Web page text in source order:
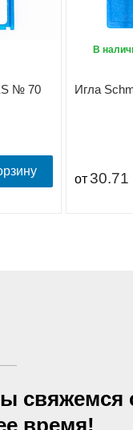
№ 70 Игла
В
от30.71
свяжемся
время!